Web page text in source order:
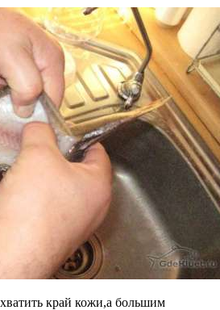
край кожи,а большим